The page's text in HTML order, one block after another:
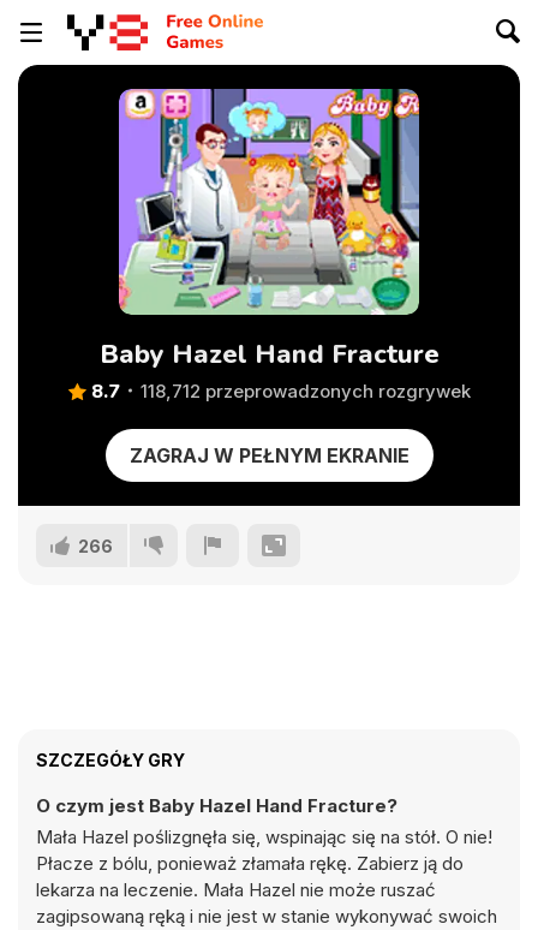
Baby Hazel Hand Fracture
8.7 118,712 przeprowadzonych rozgrywek
ZAGRAJ W PEŁNYM EKRANIE
266
SZCZEGÓŁY GRY
O czym jest Baby Hazel Hand Fracture?
Mała Hazel poślizgnęła się, wspinając się na stół. O nie!
Płacze z bólu, ponieważ złamała rękę. Zabierz ją do
lekarza na leczenie. Mała Hazel nie może ruszać
zagipsowaną ręką i nie jest w stanie wykonywać swoich